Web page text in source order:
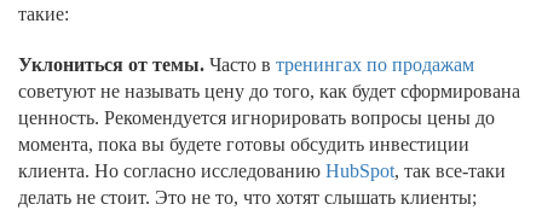
такие:
Уклониться от темы. Часто в тренингах по продажам
советуют не называть цену до того, как будет сформирована
ценность. Рекомендуется игнорировать вопросы цены до
момента, пока вы будете готовы обсудить инвестиции
клиента. Но согласно исследованию HubSpot, так все-таки
делать не стоит. Это не то, что хотят слышать клиенты;